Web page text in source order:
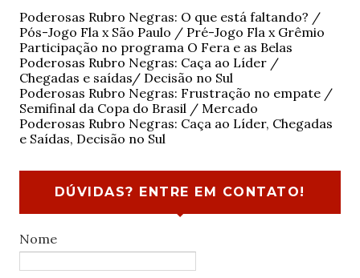
Poderosas Rubro Negras: O que está faltando? /
Pós-Jogo Fla x São Paulo / Pré-Jogo Fla x Grêmio
Participação no programa O Fera e as Belas
Poderosas Rubro Negras: Caça ao Líder /
Chegadas e saídas/ Decisão no Sul
Poderosas Rubro Negras: Frustração no empate /
Semifinal da Copa do Brasil / Mercado
Poderosas Rubro Negras: Caça ao Líder, Chegadas
e Saídas, Decisão no Sul
DÚVIDAS? ENTRE EM CONTATO!
Nome